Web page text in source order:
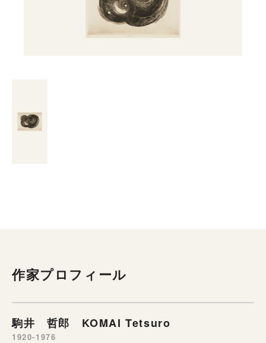
作家プロフィール
駒井 哲郎 KOMAI Tetsuro
1920-1976